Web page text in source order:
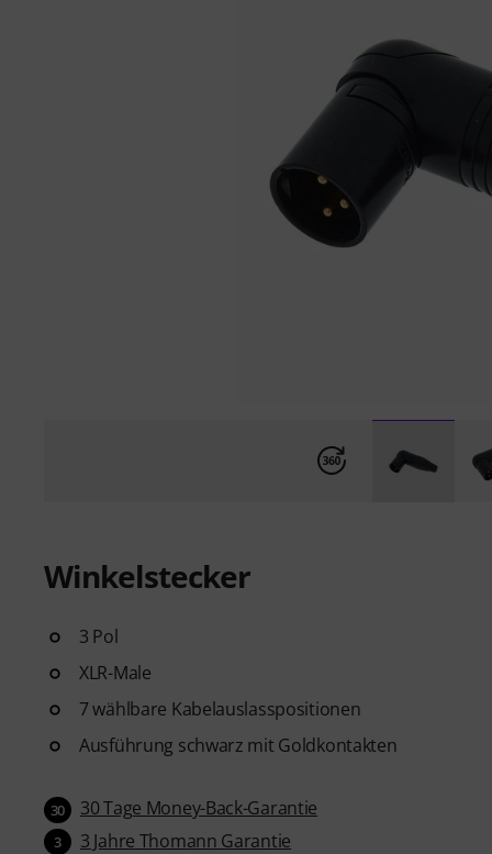
Winkelstecker
3 Pol
XLR-Male
7 wählbare Kabelauslasspositionen
Ausführung schwarz mit Goldkontakten
30 30 Tage Money-Back-Garantie
3 3 Jahre Thomann Garantie